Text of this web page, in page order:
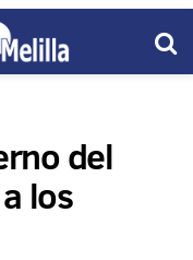
del
los